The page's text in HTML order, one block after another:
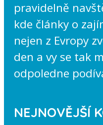
pravidelně
kde články o
nejen z Evropy
den a vy se tak
odpoledne
NEJNOVĚJŠÍ